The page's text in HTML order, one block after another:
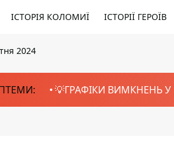
ІСТОРІЯ КОЛОМИЇ ІСТОРІЇ ГЕРОЇВ
2024
💡ГРАФІКИ ВИМКНЕНЬ У